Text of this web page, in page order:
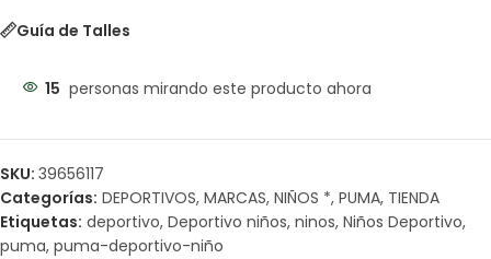
Guía de Talles
15 personas mirando este producto ahora
SKU: 39656117
Categorías: DEPORTIVOS, MARCAS, NIÑOS *, PUMA, TIENDA
Etiquetas: deportivo, Deportivo niños, ninos, Niños Deportivo,
puma, puma-deportivo-niño